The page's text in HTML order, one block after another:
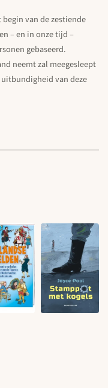
van de zestiende
– en in onze tijd –
gebaseerd.
neemt zal meegesleept
van deze